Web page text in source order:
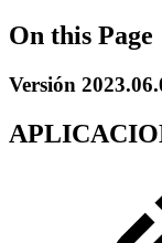
On this Page
Versión